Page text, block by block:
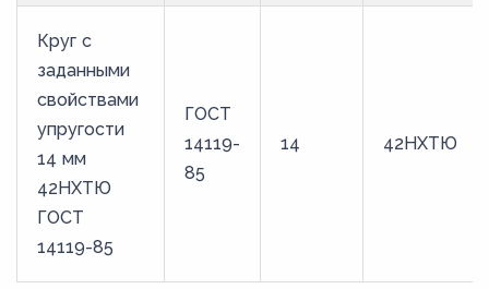
7
70
72
78
8
80
Круг с
заданными
свойствами
упругости
14 мм
42НХТЮ
ГОСТ
14119-85
ГОСТ
14119-
85
14 42НХТЮ